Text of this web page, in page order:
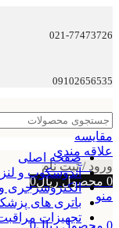
021-77473726
09102656535
مقایسه
علاقه مندی
ورود / ثبت نام
0 محصول ریال0
منو
0 محصول ریال0
صفحه اصلی
آندوسکوپ و
الکتروسرجری
باتری های
تجهیزات